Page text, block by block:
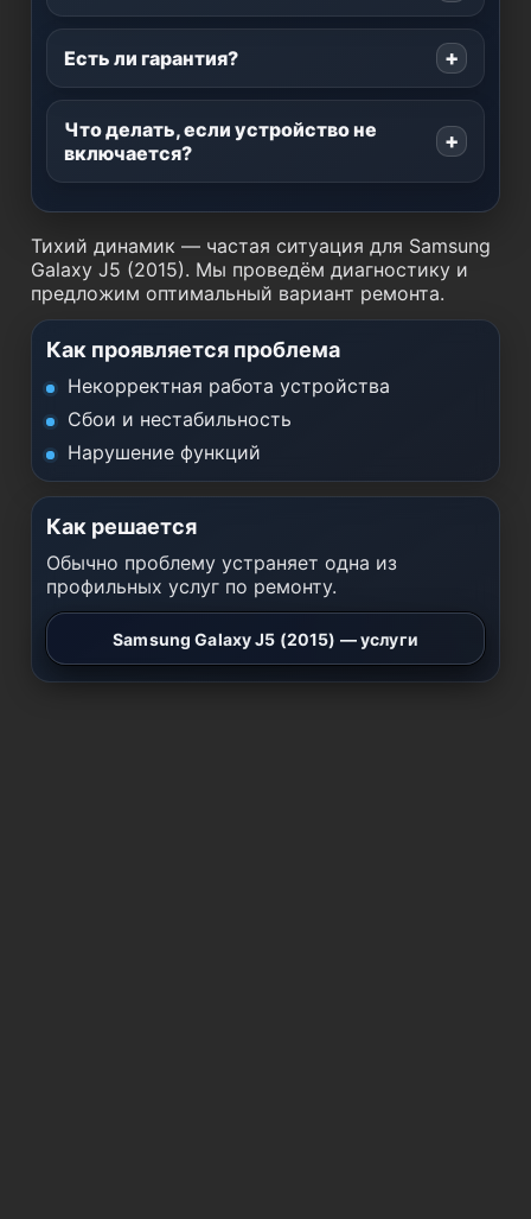
Есть ли гарантия?
Что делать, если устройство не
включается?
Тихий динамик — частая ситуация для Samsung
Galaxy J5 (2015). Мы проведём диагностику и
предложим оптимальный вариант ремонта.
Как проявляется проблема
Некорректная работа устройства
Сбои и нестабильность
Нарушение функций
Как решается
Обычно проблему устраняет одна из
профильных услуг по ремонту.
Samsung Galaxy J5 (2015) — услуги